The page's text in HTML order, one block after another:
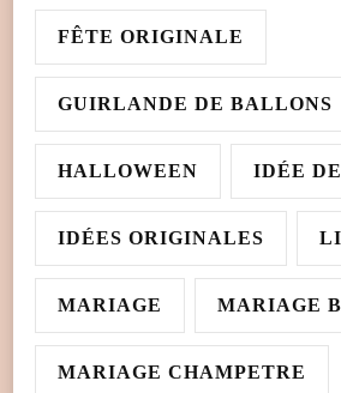
FÊTE ORIGINALE
GUIRLANDE DE BALLONS
HALLOWEEN IDÉE
IDÉES ORIGINALES
MARIAGE MARIAGE
MARIAGE CHAMPETRE